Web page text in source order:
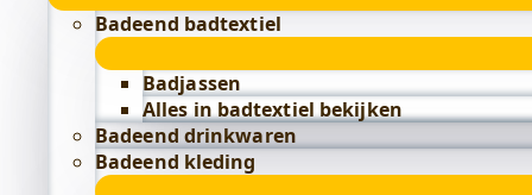
Badeend badtextiel
Badjassen
Alles in badtextiel bekijken
Badeend drinkwaren
Badeend kleding